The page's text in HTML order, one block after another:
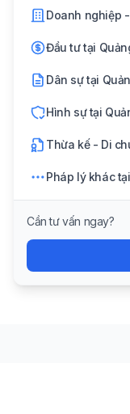
Doanh nghiệp -
Đầu tư tại
Dân sự tại
Hình sự tại
Thừa kế - Di
Pháp lý khác tại
Cần tư vấn ngay?